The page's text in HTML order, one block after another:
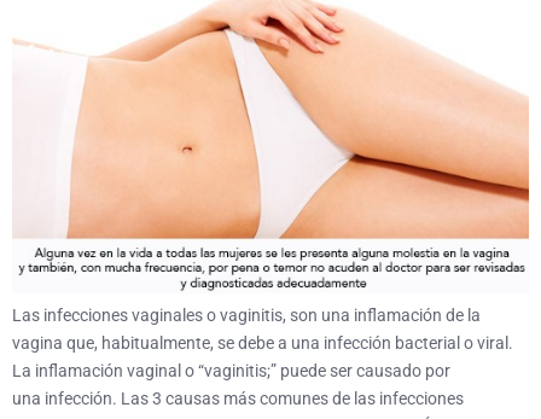
Las infecciones vaginales o vaginitis, son una inflamación de la
vagina que, habitualmente, se debe a una infección bacterial o viral.
La inflamación vaginal o “vaginitis;” puede ser causado por
una infección. Las 3 causas más comunes de las infecciones